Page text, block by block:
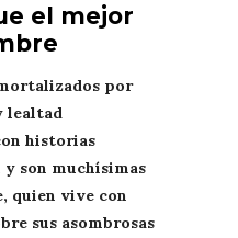
el mejor
por
lealtad
historias
son muchísimas
quien vive con
sus asombrosas